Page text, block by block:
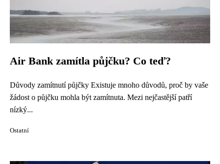
Air Bank zamítla půjčku? Co teď?
Důvody zamítnutí půjčky Existuje mnoho důvodů, proč by vaše
žádost o půjčku mohla být zamítnuta. Mezi nejčastější patří
nízký...
Ostatní